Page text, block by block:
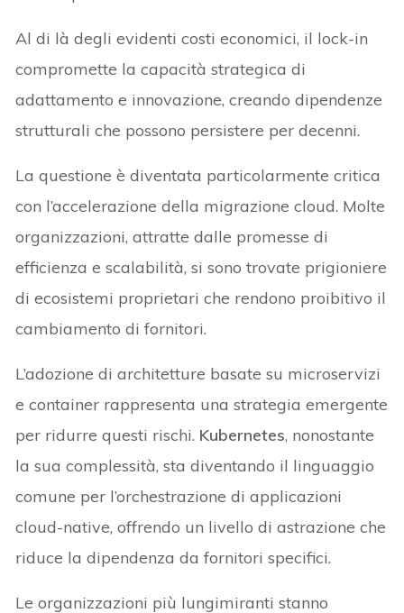
Al di là degli evidenti costi economici, il lock-in
compromette la capacità strategica di
adattamento e innovazione, creando dipendenze
strutturali che possono persistere per decenni.
La questione è diventata particolarmente critica
con l’accelerazione della migrazione cloud. Molte
organizzazioni, attratte dalle promesse di
efficienza e scalabilità, si sono trovate prigioniere
di ecosistemi proprietari che rendono proibitivo il
cambiamento di fornitori.
L’adozione di architetture basate su microservizi
e container rappresenta una strategia emergente
per ridurre questi rischi. Kubernetes, nonostante
la sua complessità, sta diventando il linguaggio
comune per l’orchestrazione di applicazioni
cloud-native, offrendo un livello di astrazione che
riduce la dipendenza da fornitori specifici.
Le organizzazioni più lungimiranti stanno